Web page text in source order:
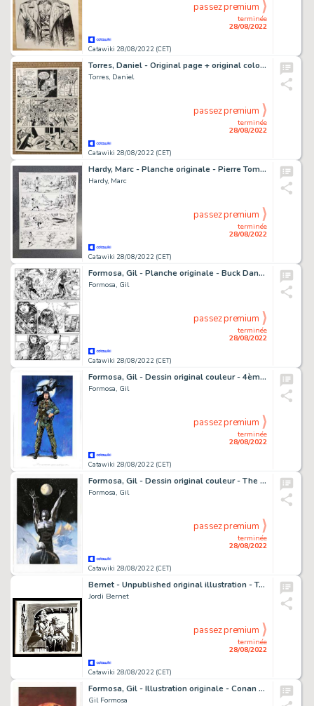
Catawiki 28/08/2022 (CET)
terminée
28/08/2022
passez premium
Torres, Daniel - Original page + original colour - Roco Vargas - La Estrella Lejana - (1986)
Torres, Daniel
Catawiki 28/08/2022 (CET)
terminée
28/08/2022
passez premium
Hardy, Marc - Planche originale - Pierre Tombal - gag 241 - Charles de Gaulle
Hardy, Marc
Catawiki 28/08/2022 (CET)
terminée
28/08/2022
passez premium
Formosa, Gil - Planche originale - Buck Danny T58 - Le Pacte - (2021)
Formosa, Gil
Catawiki 28/08/2022 (CET)
terminée
28/08/2022
passez premium
Formosa, Gil - Dessin original couleur - 4ème plat - Buck Danny T55 - Lady X - (2016)
Formosa, Gil
Catawiki 28/08/2022 (CET)
terminée
28/08/2022
passez premium
Formosa, Gil - Dessin original couleur - The Silver Surfer - (2021)
Formosa, Gil
Catawiki 28/08/2022 (CET)
terminée
28/08/2022
passez premium
Bernet - Unpublished original illustration - Torpedo and Rascal
Jordi Bernet
Catawiki 28/08/2022 (CET)
terminée
28/08/2022
passez premium
Formosa, Gil - Illustration originale - Conan le barbare et le 'Black Queen' - Corps Barbares (2006)
Gil Formosa